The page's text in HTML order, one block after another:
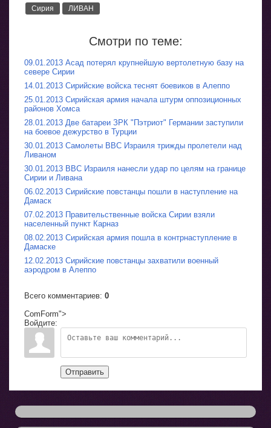
Сирия ЛИВАН
Смотри по теме:
09.01.2013 Асад потерял крупнейшую вертолетную базу на
севере Сирии
14.01.2013 Сирийские войска теснят боевиков в Алеппо
25.01.2013 Сирийская армия начала штурм оппозиционных
районов Хомса
28.01.2013 Две батареи ЗРК "Пэтриот" Германии заступили
на боевое дежурство в Турции
30.01.2013 Самолеты ВВС Израиля трижды пролетели над
Ливаном
30.01.2013 ВВС Израиля нанесли удар по целям на границе
Сирии и Ливана
06.02.2013 Сирийские повстанцы пошли в наступление на
Дамаск
07.02.2013 Правительственные войска Сирии взяли
населенный пункт Карназ
08.02.2013 Сирийская армия пошла в контрнаступление в
Дамаске
12.02.2013 Сирийские повстанцы захватили военный
аэродром в Алеппо
Всего комментариев: 0
ComForm">
Войдите:
Отправить